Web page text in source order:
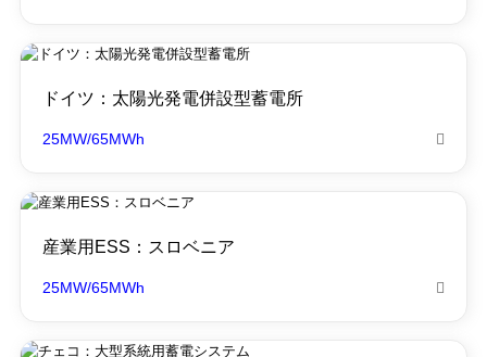
ドイツ：太陽光発電併設型蓄電所
25MW/65MWh 
産業用ESS：スロベニア
25MW/65MWh 